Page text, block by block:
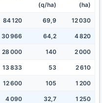
(q/ha)
(ha)
84 120 69,9 12 030
30 966 64,2 4 820
28 000 140 2 000
13 833 53 2 610
12 600 105 1 200
4 090 32,7 1 250